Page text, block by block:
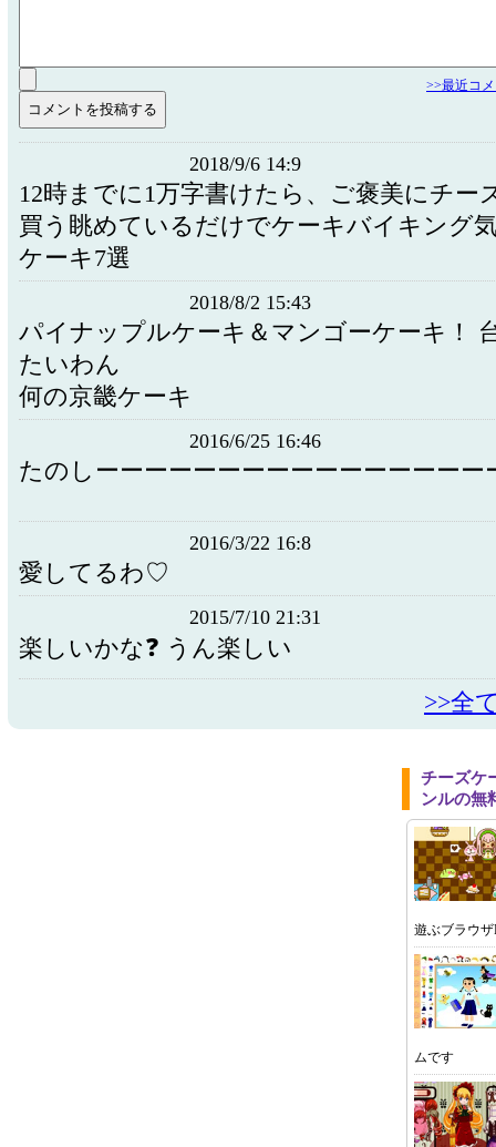
>>最近コ
2018/9/6 14:9
12時までに1万字書けたら、ご褒美にチー
買う眺めているだけでケーキバイキング
ケーキ7選
2018/8/2 15:43
パイナップルケーキ＆マンゴーケーキ！
たいわん
何の京畿ケーキ
2016/6/25 16:46
たのしーーーーーーーーーーーーーーーー
2016/3/22 16:8
愛してるわ♡
2015/7/10 21:31
楽しいかな❓ うん楽しい
>>全
チーズケ
ンルの無
遊ぶブラウザ
ムです